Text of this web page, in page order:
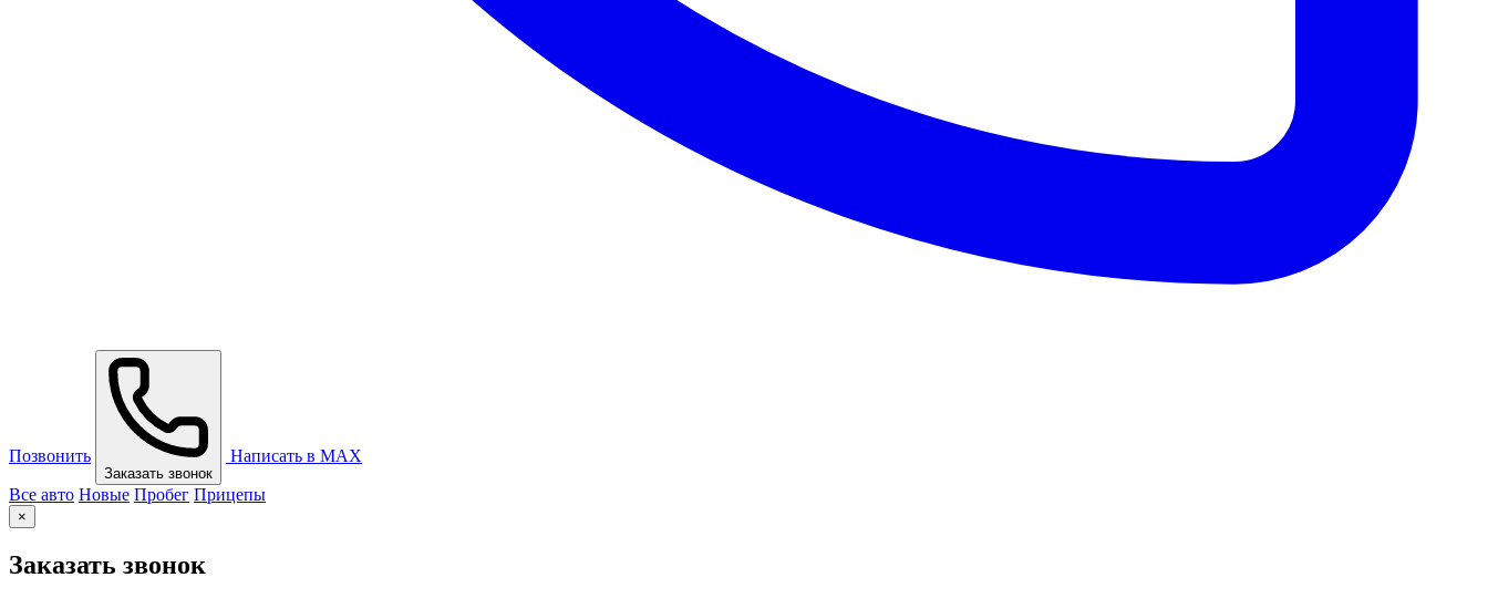
Позвонить
Заказать звонок
Написать в MAX
Все авто Новые Пробег Прицепы
×
Заказать звонок